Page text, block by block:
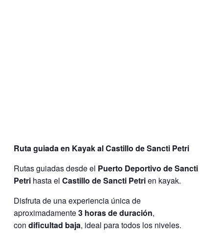
Ruta guiada en Kayak al Castillo de Sancti Petri
Rutas guiadas desde el Puerto Deportivo de Sancti
Petri hasta el Castillo de Sancti Petrien kayak.
Disfruta de una experiencia única de
aproximadamente3 horas de duración,
con dificultad baja, ideal para todos los niveles.